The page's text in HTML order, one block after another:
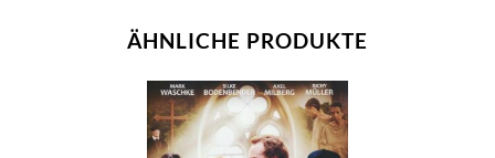
ÄHNLICHE PRODUKTE